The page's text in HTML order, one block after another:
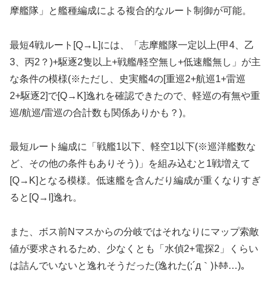
摩艦隊」と艦種編成による複合的なルート制御が可能。
最短4戦ルート[Q→L]には、「志摩艦隊一定以上(甲4、乙
3、丙2？)+駆逐2隻以上+戦艦/軽空無し+低速艦無し」が主
な条件の模様(※ただし、史実艦4の[重巡2+航巡1+雷巡
2+駆逐2]で[Q→K]逸れを確認できたので、軽巡の有無や重
巡/航巡/雷巡の合計数も関係ありかも？)。
最短ルート編成に「戦艦1以下、軽空1以下(※巡洋艦数な
ど、その他の条件もありそう)」を組み込むと1戦増えて
[Q→K]となる模様。低速艦を含んだり編成が重くなりすぎ
ると[Q→I]逸れ。
また、ボス前Nマスからの分岐ではそれなりにマップ索敵
値が要求されるため、少なくとも「水偵2+電探2」くらい
は詰んでいないと逸れそうだった(逸れた(;´д｀)ﾄﾎﾎ…)。